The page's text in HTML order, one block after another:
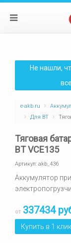
Не нашли,
e-akb.ru
Для BT
Тяговая
BT VCE135
Артикул: akb_436
Аккумулятор
от 337434
Купить в 1 клик